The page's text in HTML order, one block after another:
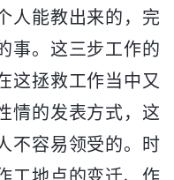
人能教出来的，完
事。这三步工作的
这拯救工作当中又
情的发表方式，这
不容易领受的。时